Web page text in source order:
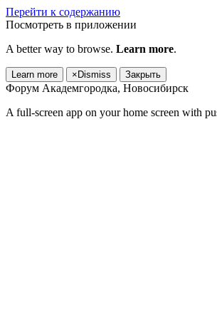
Перейти к содержанию
Посмотреть в приложении
A better way to browse. Learn more.
Learn more × Dismiss Закрыть
Форум Академгородка, Новосибирск
A full-screen app on your home screen with